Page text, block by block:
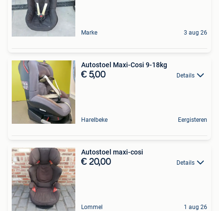
Marke 3 aug 26
Autostoel Maxi-Cosi 9-18kg
€ 5,00 Details
Harelbeke Eergisteren
Autostoel maxi-cosi
€ 20,00 Details
Lommel 1 aug 26